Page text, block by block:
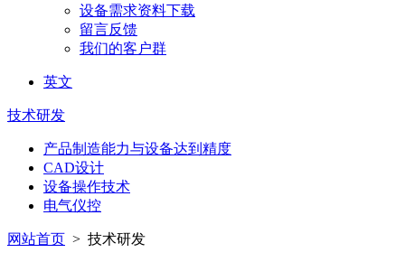
设备需求资料下载
留言反馈
我们的客户群
英文
技术研发
产品制造能力与设备达到精度
CAD设计
设备操作技术
电气仪控
网站首页 > 技术研发